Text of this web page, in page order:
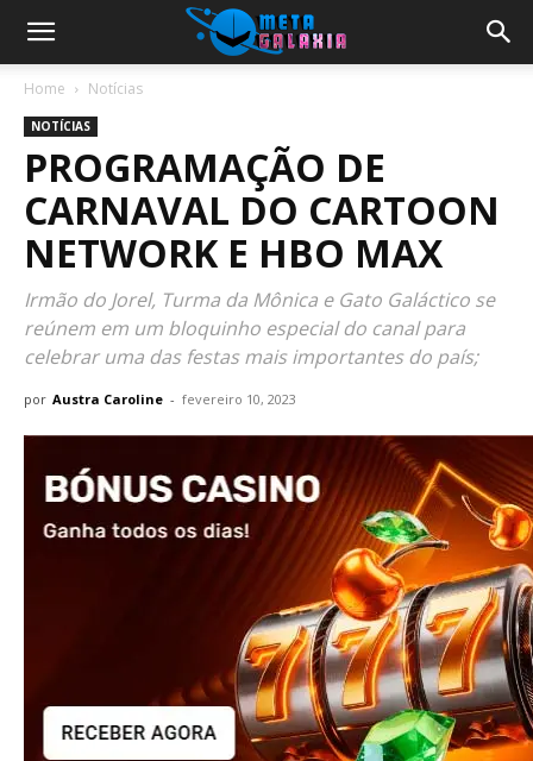
Home Notícias
NOTÍCIAS
PROGRAMAÇÃO DE
CARNAVAL DO CARTOON
NETWORK E HBO MAX
Irmão do Jorel, Turma da Mônica e Gato Galáctico se
reúnem em um bloquinho especial do canal para
celebrar uma das festas mais importantes do país;
por Austra Caroline - fevereiro 10, 2023